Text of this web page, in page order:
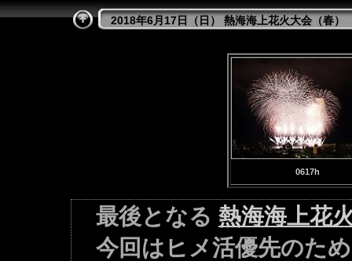
2018年6月17日（日） 熱海海上花火大会（春）
0617h
最後となる 熱海海上花
今回はヒメ活優先のた